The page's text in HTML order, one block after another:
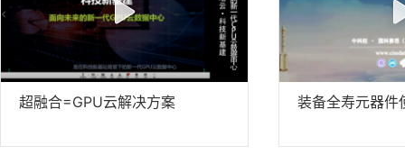
超融合=GPU云解决方案 装备全寿元器件